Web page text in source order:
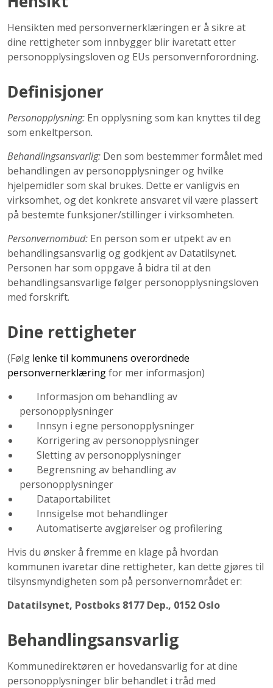
Hensikten med personvernerklæringen er å sikre at
dine rettigheter som innbygger blir ivaretatt etter
personopplysingsloven og EUs personvernforordning.
Definisjoner
Personopplysning: En opplysning som kan knyttes til deg
som enkeltperson.
Behandlingsansvarlig: Den som bestemmer formålet med
behandlingen av personopplysninger og hvilke
hjelpemidler som skal brukes. Dette er vanligvis en
virksomhet, og det konkrete ansvaret vil være plassert
på bestemte funksjoner/stillinger i virksomheten.
Personvernombud: En person som er utpekt av en
behandlingsansvarlig og godkjent av Datatilsynet.
Personen har som oppgave å bidra til at den
behandlingsansvarlige følger personopplysningsloven
med forskrift.
Dine rettigheter
(Følg lenke til kommunens overordnede
personvernerklæringfor mer informasjon)
Informasjon om behandling av
personopplysninger
Innsyn i egne personopplysninger
Korrigering av personopplysninger
Sletting av personopplysninger
Begrensning av behandling av
personopplysninger
Dataportabilitet
Innsigelse mot behandlinger
Automatiserte avgjørelser og profilering
Hvis du ønsker å fremme en klage på hvordan
kommunen ivaretar dine rettigheter, kan dette gjøres til
tilsynsmyndigheten som på personvernområdet er:
Datatilsynet, Postboks 8177 Dep., 0152 Oslo
Behandlingsansvarlig
Kommunedirektøren er hovedansvarlig for at dine
personopplysninger blir behandlet i tråd med